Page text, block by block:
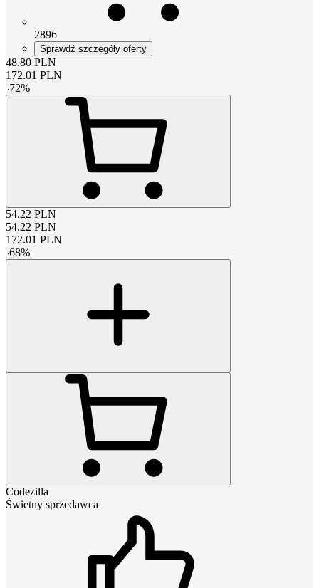
2896
Sprawdź szczegóły oferty
48.80 PLN
172.01 PLN
-72%
54.22 PLN
54.22 PLN
172.01 PLN
-68%
Codezilla
Świetny sprzedawca